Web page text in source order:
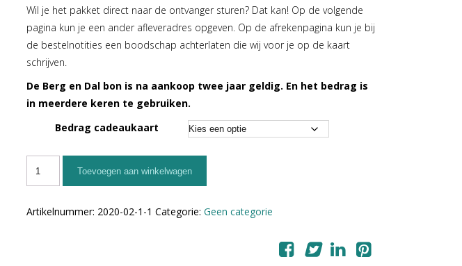
Wil je het pakket direct naar de ontvanger sturen? Dat kan! Op de volgende
pagina kun je een ander afleveradres opgeven. Op de afrekenpagina kun je bij
de bestelnotities een boodschap achterlaten die wij voor je op de kaart
schrijven.
De Berg en Dal bon is na aankoop twee jaar geldig. En het bedrag is
in meerdere keren te gebruiken.
Bedrag cadeaukaart
Toevoegen aan winkelwagen
Artikelnummer: 2020-02-1-1 Categorie: Geen categorie